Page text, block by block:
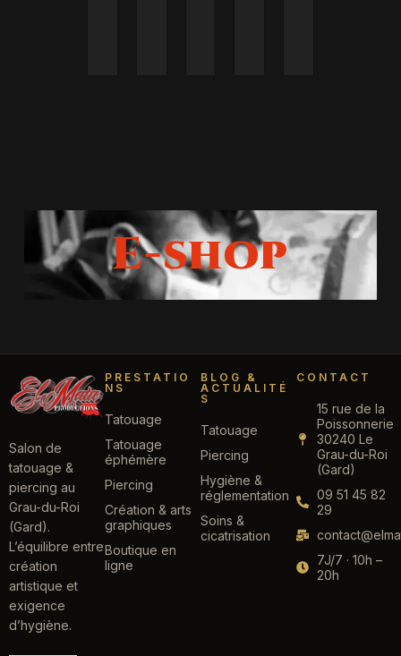
E-shop
Salon de
tatouage &
piercing au
Grau-du-Roi
(Gard).
L’équilibre entre
création
artistique et
exigence
d’hygiène.
PRESTATIO
NS
Tatouage
Tatouage
éphémère
Piercing
Création & arts
graphiques
Boutique en
ligne
BLOG &
ACTUALITÉ
S
Tatouage
Piercing
Hygiène &
réglementation
Soins &
cicatrisation
CONTACT
15 rue de la
Poissonnerie
30240 Le
Grau-du-Roi
(Gard)
09 51 45 82
29
7J/7 · 10h –
20h